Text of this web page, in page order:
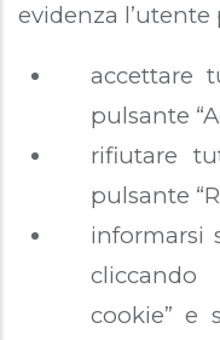
evidenza
accettare
pulsante
rifiutare
pulsante
informarsi
cookie” e